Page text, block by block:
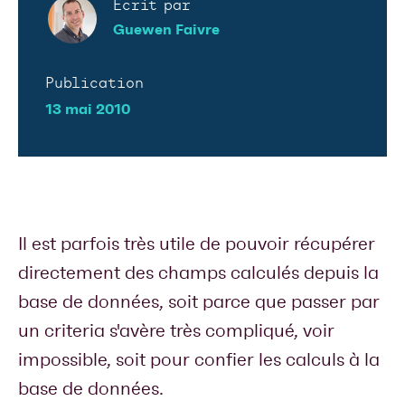
Écrit par
Guewen Faivre
Publication
13 mai 2010
Il est parfois très utile de pouvoir récupérer
directement des champs calculés depuis la
base de données, soit parce que passer par
un criteria s'avère très compliqué, voir
impossible, soit pour confier les calculs à la
base de données.